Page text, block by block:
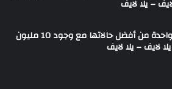
– يلا لايف
لعبة FC 26 تشهد حالياً واحدة من أفضل حالاتها مع وجود 10 مليون
لايف – يلا لايف